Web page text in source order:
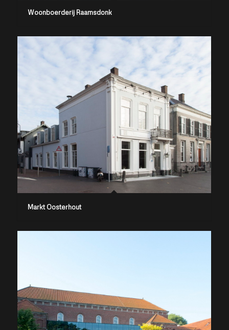
Woonboerderij Raamsdonk
Markt Oosterhout